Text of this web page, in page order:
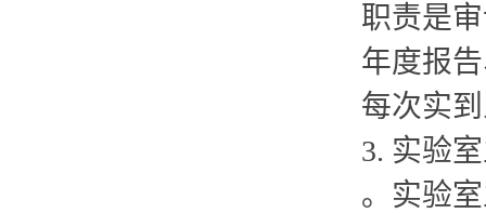
职责是
年度报
每次实
3. 实验
。实验